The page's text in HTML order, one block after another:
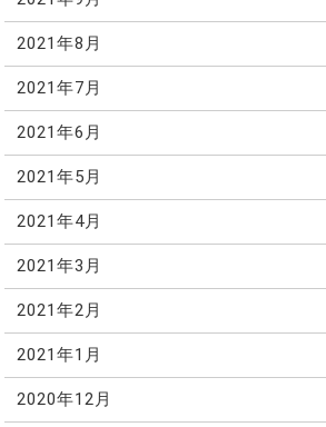
2021年8月
2021年7月
2021年6月
2021年5月
2021年4月
2021年3月
2021年2月
2021年1月
2020年12月